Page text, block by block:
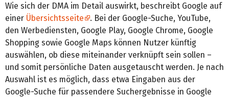
Wie sich der DMA im Detail auswirkt, beschreibt Google auf
einer Übersichtsseite
. Bei der Google-Suche, YouTube,
den Werbediensten, Google Play, Google Chrome, Google
Shopping sowie Google Maps können Nutzer künftig
auswählen, ob diese miteinander verknüpft sein sollen –
und somit persönliche Daten ausgetauscht werden. Je nach
Auswahl ist es möglich, dass etwa Eingaben aus der
Google-Suche für passendere Suchergebnisse in Google